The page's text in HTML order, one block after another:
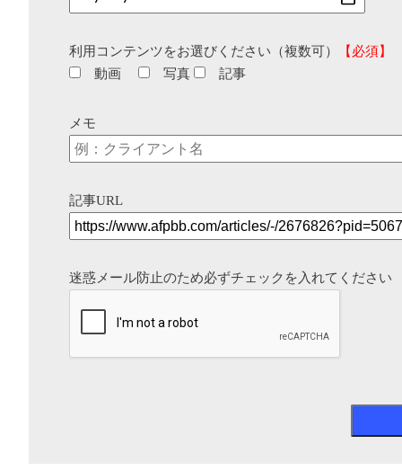
利用コンテンツをお選びください（複数可）
【必須】
動画
写真 記事
メモ
記事URL
迷惑メール防止のため必ずチェックを入れてください